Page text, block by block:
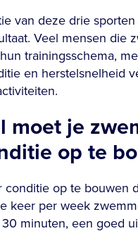
van deze drie
Veel mensen die
trainingsschema,
en herstelsnelheid
moet je
op te
conditie op te bouwen
keer per week
minuten, een goed